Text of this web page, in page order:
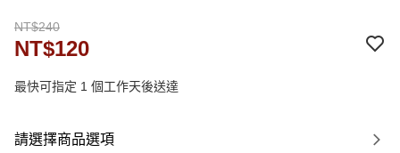
NT$240
NT$120
最快可指定 1 個工作天後送達
請選擇商品選項